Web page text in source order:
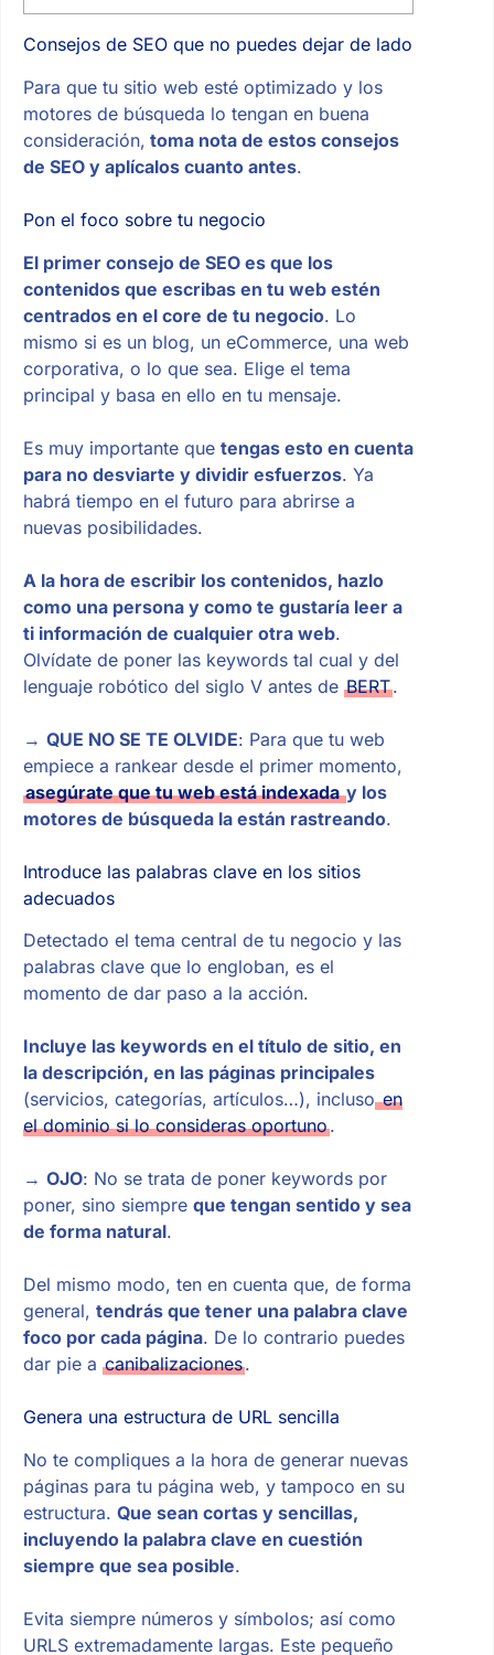
Consejos de SEO que no puedes dejar de lado
Para que tu sitio web esté optimizado y los
motores de búsqueda lo tengan en buena
consideración, toma nota de estos consejos
de SEO y aplícalos cuanto antes.
Pon el foco sobre tu negocio
El primer consejo de SEO es que los
contenidos que escribas en tu web estén
centrados en el core de tu negocio. Lo
mismo si es un blog, un eCommerce, una web
corporativa, o lo que sea. Elige el tema
principal y basa en ello en tu mensaje.
Es muy importante que tengas esto en cuenta
para no desviarte y dividir esfuerzos. Ya
habrá tiempo en el futuro para abrirse a
nuevas posibilidades.
A la hora de escribir los contenidos, hazlo
como una persona y como te gustaría leer a
ti información de cualquier otra web.
Olvídate de poner las keywords tal cual y del
lenguaje robótico del siglo V antes de BERT.
→ QUE NO SE TE OLVIDE: Para que tu web
empiece a rankear desde el primer momento,
asegúrate que tu web está indexaday los
motores de búsqueda la están rastreando.
Introduce las palabras clave en los sitios
adecuados
Detectado el tema central de tu negocio y las
palabras clave que lo engloban, es el
momento de dar paso a la acción.
Incluye las keywords en el título de sitio, en
la descripción, en las páginas principales
(servicios, categorías, artículos…), inclusoen
el dominio si lo consideras oportuno.
→ OJO: No se trata de poner keywords por
poner, sino siempre que tengan sentido y sea
de forma natural.
Del mismo modo, ten en cuenta que, de forma
general, tendrás que tener una palabra clave
foco por cada página. De lo contrario puedes
dar pie a canibalizaciones.
Genera una estructura de URL sencilla
No te compliques a la hora de generar nuevas
páginas para tu página web, y tampoco en su
estructura. Que sean cortas y sencillas,
incluyendo la palabra clave en cuestión
siempre que sea posible.
Evita siempre números y símbolos; así como
URLS extremadamente largas. Este pequeño